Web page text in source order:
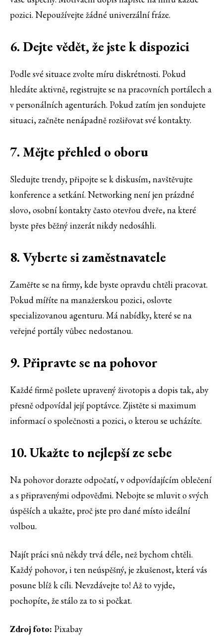
pozici. Nepoužívejte žádné univerzální fráze.
6. Dejte vědět, že jste k dispozici
Podle své situace zvolte míru diskrétnosti. Pokud
hledáte aktivně, registrujte se na pracovních portálech a
v personálních agenturách. Pokud zatím jen sondujete
situaci, začněte nenápadně rozšiřovat své kontakty.
7. Mějte přehled o oboru
Sledujte trendy, připojte se k diskusím, navštěvujte
konference a setkání. Networking není jen prázdné
slovo, osobní kontakty často otevřou dveře, na které
byste přes běžný inzerát nikdy nedosáhli.
8. Vyberte si zaměstnavatele
Zaměřte se na firmy, kde byste opravdu chtěli pracovat.
Pokud míříte na manažerskou pozici, oslovte
specializovanou agenturu. Má nabídky, které se na
veřejné portály vůbec nedostanou.
9. Připravte se na pohovor
Každé firmě pošlete upravený životopis a dopis tak, aby
přesně odpovídal její poptávce. Zjistěte si maximum
informací o společnosti a pozici, o kterou se ucházíte.
10. Ukažte to nejlepší ze sebe
Na pohovor dorazte odpočatí, v odpovídajícím oblečení
a s připravenými odpověďmi. Nebojte se mluvit o svých
úspěších a ukažte, proč jste pro dané místo ideální
volbou.
Najít práci snů někdy trvá déle, než bychom chtěli.
Každý pohovor, i ten neúspěšný, je zkušenost, která vás
posune blíž k cíli. Nevzdávejte to! Až to vyjde,
pochopíte, že stálo za to si počkat.
Zdroj foto: Pixabay